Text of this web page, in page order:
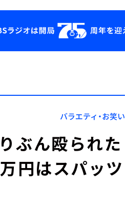
YouTube
会社情報
バラエティ・お笑い
ぶん殴られた
円はスパッツ